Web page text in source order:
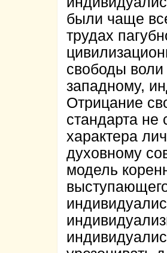
были чаще
трудах
свободы воли
западному,
Отрицание
стандарта не
характера
духовному
модель